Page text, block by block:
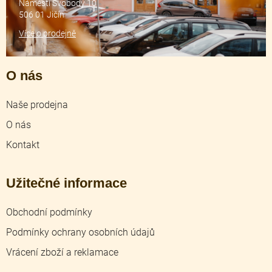
O nás
Naše prodejna
O nás
Kontakt
Užitečné informace
Obchodní podmínky
Podmínky ochrany osobních údajů
Vrácení zboží a reklamace
Náměstí Svobody 10
506 01 Jičín
Více o prodejně